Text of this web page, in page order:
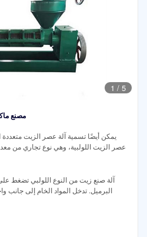
1 / 5
مصنع
يمكن أيضًا تسمية آلة عصر الزيت متعددة
عصر الزيت اللولبية، وهي نوع تجاري من
آلة صنع زيت من النوع اللولبي تضغط
البرميل. تدخل المواد الخام إلى جانب